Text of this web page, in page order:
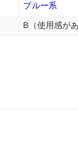
ブルー系
B（使用感があ